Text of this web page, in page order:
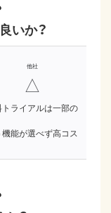
いか？
△
ライアルは一部の
能が選べず高コス